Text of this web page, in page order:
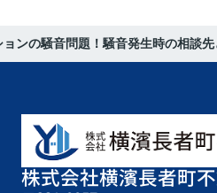
ョンの騒音問題！騒音発生時の相談
株式会社横濱長者町